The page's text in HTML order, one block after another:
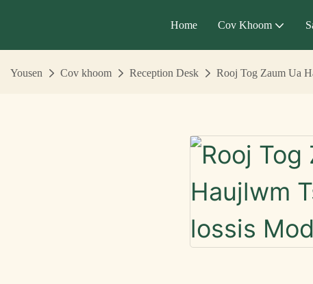
Home Cov Khoom
Yousen Cov khoom Reception Desk Rooj Tog Zaum Ua